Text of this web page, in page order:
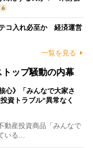
コ入れ必至か 経済運営
一覧を見る
トップ騒動の内幕
心》「みんなで大家さ
資トラブル“異常なく
動産投資商品「みんなで
いる…